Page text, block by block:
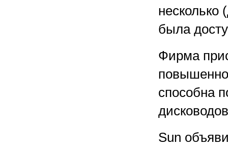
несколько
была
Фирма
способна
Sun